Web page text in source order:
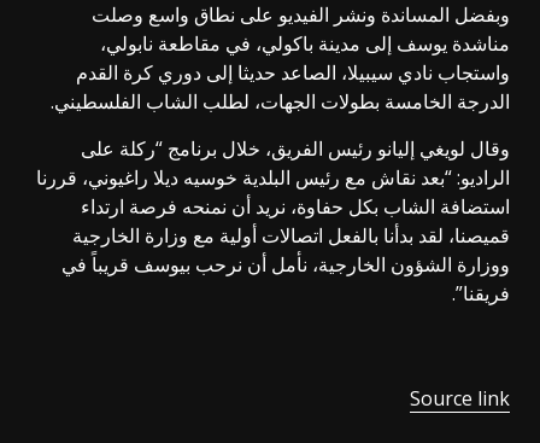
وبفضل المساندة ونشر الفيديو على نطاق واسع وصلت
مناشدة يوسف إلى مدينة باكولي، في مقاطعة نابولي،
واستجاب نادي سيبيلا، الصاعد حديثا إلى دوري كرة القدم
الدرجة الخامسة بطولات الجهات، لطلب الشاب الفلسطيني.
وقال لويغي إليانو رئيس الفريق، خلال برنامج “ركلة على
الراديو: “بعد نقاش مع رئيس البلدية خوسيه ديلا راغيوني، قررنا
استضافة الشاب بكل حفاوة، نريد أن نمنحه فرصة ارتداء
قميصنا، لقد بدأنا بالفعل اتصالات أولية مع وزارة الخارجية
ووزارة الشؤون الخارجية، نأمل أن نرحب بيوسف قريباً في
فريقنا”.
Source link